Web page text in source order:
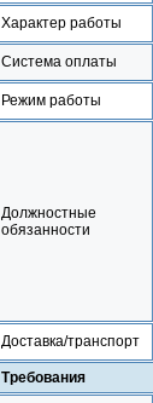
Характер работы
Система оплаты
Режим работы
Должностные
обязанности
Доставка/транспорт
Требования